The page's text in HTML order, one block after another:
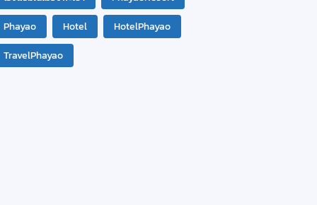
Phayao
Hotel
HotelPhayao
TravelPhayao